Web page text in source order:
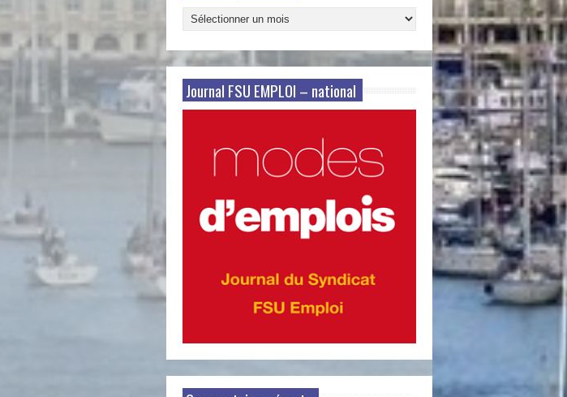
Archives
par
dates
Journal FSU EMPLOI – national